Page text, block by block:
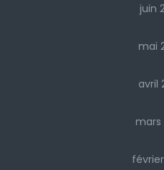
juin
mai
avril
mars